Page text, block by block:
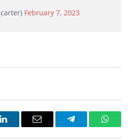
February 7, 2023
LinkedInEmail Telegram